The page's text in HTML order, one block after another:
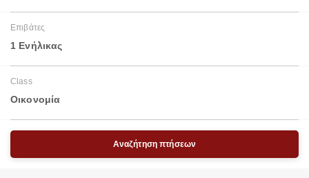
Επιβάτες
1 Ενήλικας
Class
Οικονομία
Αναζήτηση πτήσεων